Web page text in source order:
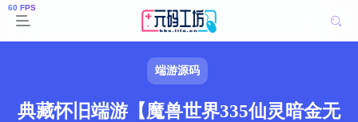
端游源码
典藏怀旧端游【魔兽世界335仙灵暗金无